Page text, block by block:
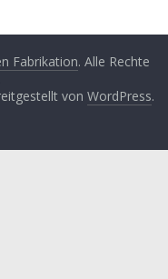
Fabrikation. Alle Rechte
von WordPress.